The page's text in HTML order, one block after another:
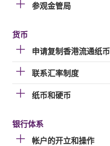
参观金管局
货币
申请复制香港流通纸币
联系汇率制度
纸币和硬币
银行体系
帐户的开立和操作